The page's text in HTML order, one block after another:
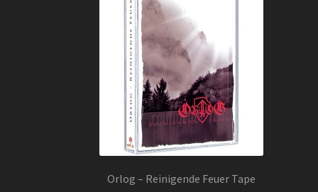
Orlog – Reinigende Feuer Tape